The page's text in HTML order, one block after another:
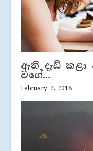
ඇති දැඩි
වගේ…
February 2, 2018